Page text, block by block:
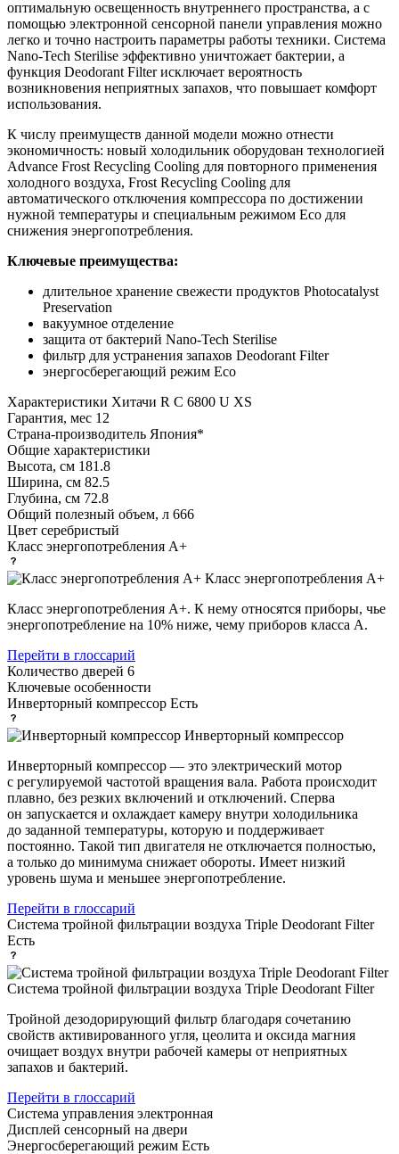
оптимальную освещенность внутреннего пространства, а с
помощью электронной сенсорной панели управления можно
легко и точно настроить параметры работы техники. Система
Nano-Tech Sterilise эффективно уничтожает бактерии, а
функция Deodorant Filter исключает вероятность
возникновения неприятных запахов, что повышает комфорт
использования.
К числу преимуществ данной модели можно отнести
экономичность: новый холодильник оборудован технологией
Advance Frost Recycling Cooling для повторного применения
холодного воздуха, Frost Recycling Cooling для
автоматического отключения компрессора по достижении
нужной температуры и специальным режимом Eco для
снижения энергопотребления.
Ключевые преимущества:
длительное хранение свежести продуктов Photocatalyst
Preservation
вакуумное отделение
защита от бактерий Nano-Tech Sterilise
фильтр для устранения запахов Deodorant Filter
энергосберегающий режим Eco
Характеристики Хитачи R C 6800 U XS
Гарантия, мес 12
Страна-производитель Япония*
Общие характеристики
Высота, см 181.8
Ширина, см 82.5
Глубина, см 72.8
Общий полезный объем, л 666
Цвет серебристый
Класс энергопотребления A+
Класс энергопотребления А+
Класс энергопотребления А+. К нему относятся приборы, чье
энергопотребление на 10% ниже, чему приборов класса А.
Перейти в глоссарий
Количество дверей 6
Ключевые особенности
Инверторный компрессор Есть
Инверторный компрессор
Инверторный компрессор — это электрический мотор
с регулируемой частотой вращения вала. Работа происходит
плавно, без резких включений и отключений. Сперва
он запускается и охлаждает камеру внутри холодильника
до заданной температуры, которую и поддерживает
постоянно. Такой тип двигателя не отключается полностью,
а только до минимума снижает обороты. Имеет низкий
уровень шума и меньшее энергопотребление.
Перейти в глоссарий
Система тройной фильтрации воздуха Triple Deodorant Filter
Есть
Система тройной фильтрации воздуха Triple Deodorant Filter
Тройной дезодорирующий фильтр благодаря сочетанию
свойств активированного угля, цеолита и оксида магния
очищает воздух внутри рабочей камеры от неприятных
запахов и бактерий.
Перейти в глоссарий
Система управления электронная
Дисплей сенсорный на двери
Энергосберегающий режим Есть